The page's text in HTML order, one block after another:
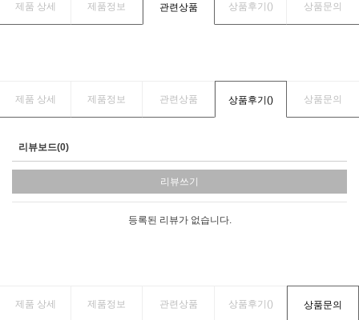
제품 상세 제품정보 관련상품 상품후기() 상품문의
제품 상세 제품정보 관련상품 상품후기() 상품문의
리뷰보드(0)
리뷰쓰기
등록된 리뷰가 없습니다.
제품 상세 제품정보 관련상품 상품후기() 상품문의